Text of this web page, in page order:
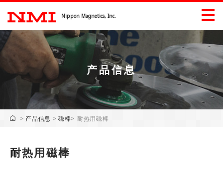
Nippon Magnetics, Inc.
产品信息
产品信息（工業）
下載
产品信息
> 产品信息 >磁棒> 耐热用磁棒
耐热用磁棒